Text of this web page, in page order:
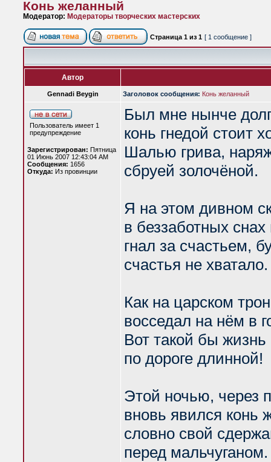
Конь желанный
Модератор: Модераторы творческих мастерских
Страница 1 из 1 [ 1 сообщение ]
Автор
Gennadi Beygin Заголовок сообщения: Конь желанный
Пользователь имеет 1
предупреждение
Зарегистрирован: Пятница
01 Июнь 2007 12:43:04 AM
Сообщения: 1656
Откуда: Из провинции
Был мне нынче
конь гнедой стоит
Шалью грива,
сбруей золочёной.
Я на этом дивном
в беззаботных
гнал за счастьем,
счастья не хватало.
Как на царском
восседал на нём в
Вот такой бы
по дороге длинной!
Этой ночью, через
вновь явился конь
словно свой
перед мальчуганом.